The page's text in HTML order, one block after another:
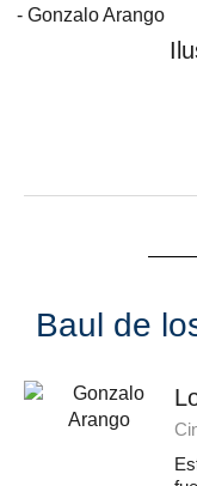
Baul de